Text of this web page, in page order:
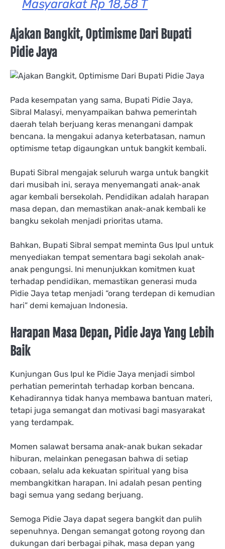
Masyarakat Rp 18,58 T
Ajakan Bangkit, Optimisme Dari Bupati
Pidie Jaya
Pada kesempatan yang sama, Bupati Pidie Jaya,
Sibral Malasyi, menyampaikan bahwa pemerintah
daerah telah berjuang keras menangani dampak
bencana. Ia mengakui adanya keterbatasan, namun
optimisme tetap digaungkan untuk bangkit kembali.
Bupati Sibral mengajak seluruh warga untuk bangkit
dari musibah ini, seraya menyemangati anak-anak
agar kembali bersekolah. Pendidikan adalah harapan
masa depan, dan memastikan anak-anak kembali ke
bangku sekolah menjadi prioritas utama.
Bahkan, Bupati Sibral sempat meminta Gus Ipul untuk
menyediakan tempat sementara bagi sekolah anak-
anak pengungsi. Ini menunjukkan komitmen kuat
terhadap pendidikan, memastikan generasi muda
Pidie Jaya tetap menjadi “orang terdepan di kemudian
hari” demi kemajuan Indonesia.
Harapan Masa Depan, Pidie Jaya Yang Lebih
Baik
Kunjungan Gus Ipul ke Pidie Jaya menjadi simbol
perhatian pemerintah terhadap korban bencana.
Kehadirannya tidak hanya membawa bantuan materi,
tetapi juga semangat dan motivasi bagi masyarakat
yang terdampak.
Momen salawat bersama anak-anak bukan sekadar
hiburan, melainkan penegasan bahwa di setiap
cobaan, selalu ada kekuatan spiritual yang bisa
membangkitkan harapan. Ini adalah pesan penting
bagi semua yang sedang berjuang.
Semoga Pidie Jaya dapat segera bangkit dan pulih
sepenuhnya. Dengan semangat gotong royong dan
dukungan dari berbagai pihak, masa depan yang